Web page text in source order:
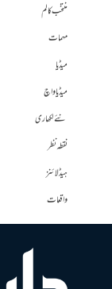
منتخب کالم
مہمات
میڈیا
میڈیا واچ
نئے لکھاری
نقطہ نظر
ہیڈلائنز
واقعات